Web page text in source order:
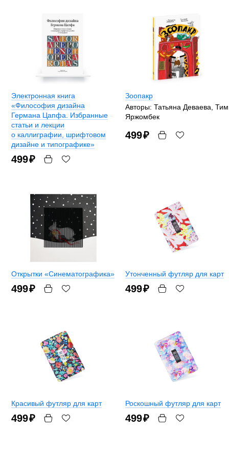
Электронная книга
«Философия дизайна
Германа Цапфа. Избранные
статьи и лекции
о каллиграфии, шрифтовом
дизайне и типографике»
499₽
Зоопакр
Авторы: Татьяна Деваева, Тим
Яржомбек
499₽
Открытки «Синематографика»
499₽
Утонченный футляр для карт
499₽
Красивый футляр для карт
499₽
Роскошный футляр для карт
499₽